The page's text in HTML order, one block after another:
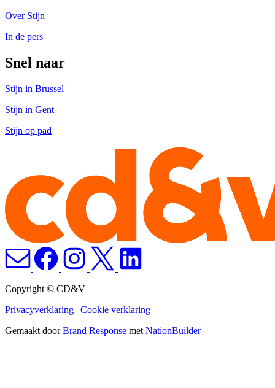
Over Stijn
In de pers
Snel naar
Stijn in Brussel
Stijn in Gent
Stijn op pad
Copyright © CD&V
Privacyverklaring | Cookie verklaring
Gemaakt doorBrand Response met NationBuilder